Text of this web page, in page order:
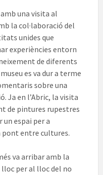
una visita al
la col·laboració del
unides que
experiències entorn
de diferents
es va dur a terme
sobre una
Ja en l’Abric, la visita
de pintures rupestres
espai per a
entre cultures.
va arribar amb la
lloc per al lloc del no